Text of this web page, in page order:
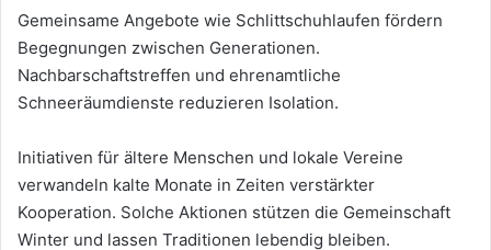
Gemeinsame Angebote wie Schlittschuhlaufen fördern
Begegnungen zwischen Generationen.
Nachbarschaftstreffen und ehrenamtliche
Schneeräumdienste reduzieren Isolation.
Initiativen für ältere Menschen und lokale Vereine
verwandeln kalte Monate in Zeiten verstärkter
Kooperation. Solche Aktionen stützen die Gemeinschaft
Winter und lassen Traditionen lebendig bleiben.